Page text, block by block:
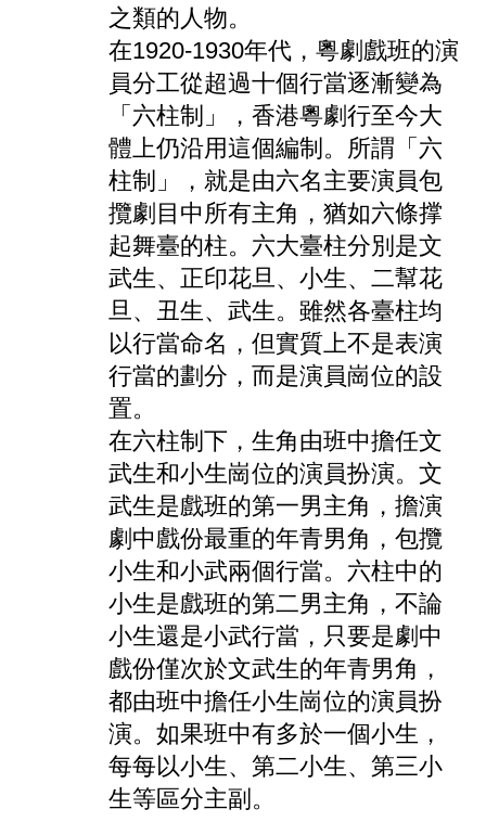
之類的人物。
在1920-1930年代，粵劇戲班的演
員分工從超過十個行當逐漸變為
「六柱制」，香港粵劇行至今大
體上仍沿用這個編制。所謂「六
柱制」，就是由六名主要演員包
攬劇目中所有主角，猶如六條撑
起舞臺的柱。六大臺柱分別是文
武生、正印花旦、小生、二幫花
旦、丑生、武生。雖然各臺柱均
以行當命名，但實質上不是表演
行當的劃分，而是演員崗位的設
置。
在六柱制下，生角由班中擔任文
武生和小生崗位的演員扮演。文
武生是戲班的第一男主角，擔演
劇中戲份最重的年青男角 ，包攬
小生和小武兩個行當。六柱中的
小生是戲班的第二男主角，不論
小生還是小武行當，只要是劇中
戲份僅次於文武生的年青男角，
都由班中擔任小生崗位的演員扮
演。如果班中有多於一個小生，
每每以小生、第二小生、第三小
生等區分主副。